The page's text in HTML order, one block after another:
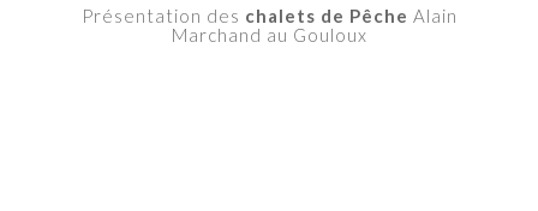
Présentation des chalets de Pêche Alain
Marchand au Gouloux